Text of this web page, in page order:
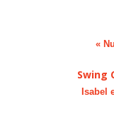
«
Swing
Isabel